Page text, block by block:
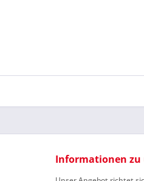
Informationen zu